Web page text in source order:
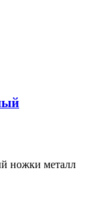
ножки металл